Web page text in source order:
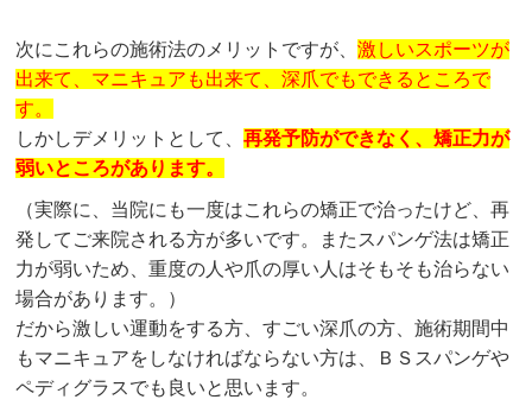
次にこれらの施術法のメリットですが、激しいスポーツが
出来て、マニキュアも出来て、深爪でもできるところで
す。
しかしデメリットとして、再発予防ができなく、矯正力が
弱いところがあります。
（実際に、当院にも一度はこれらの矯正で治ったけど、再
発してご来院される方が多いです。またスパンゲ法は矯正
力が弱いため、重度の人や爪の厚い人はそもそも治らない
場合があります。）
だから激しい運動をする方、すごい深爪の方、施術期間中
もマニキュアをしなければならない方は、ＢＳスパンゲや
ペディグラスでも良いと思います。